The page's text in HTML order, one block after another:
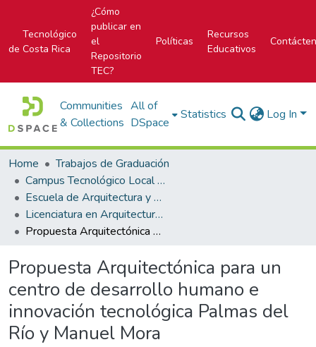
Tecnológico
de Costa Rica
¿Cómo
publicar en
el
Repositorio
TEC?
Políticas
Recursos
Educativos
Communities
& Collections
All of
DSpace
Statistics Log In
Home
Trabajos de Graduación
Campus Tecnológico Local San José
Escuela de Arquitectura y Urbanismo
Licenciatura en Arquitectura y Urbanismo
Propuesta Arquitectónica para un centro de desarrollo humano e innovación tecnológica Palmas del Río y Manuel Mora
Propuesta Arquitectónica para un
centro de desarrollo humano e
innovación tecnológica Palmas del
Río y Manuel Mora